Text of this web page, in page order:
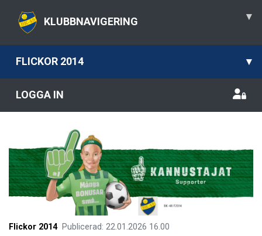
KLUBBNAVIGERING ▾
FLICKOR 2014 ▾
LOGGA IN
Flickor 2014 Publicerad: 22.01.2026 16.00